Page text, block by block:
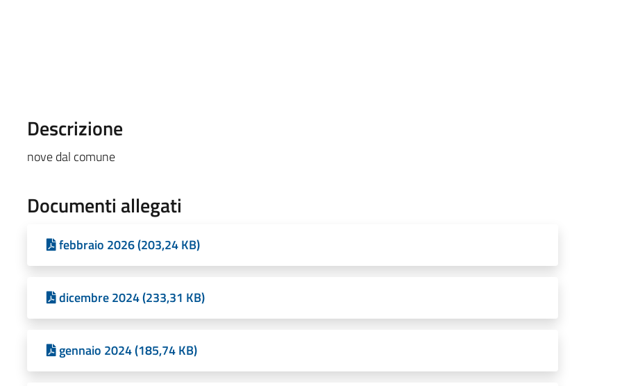
Descrizione
nove dal comune
Documenti allegati
febbraio 2026 (203,24 KB)
dicembre 2024 (233,31 KB)
gennaio 2024 (185,74 KB)